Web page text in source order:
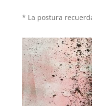
* La postura